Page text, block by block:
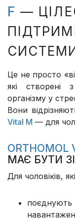
F —
Це не просто
які створені
організму у
Вони
Vital M — для
ORTHOMOL
МАЄ БУТИ
Для чоловіків,